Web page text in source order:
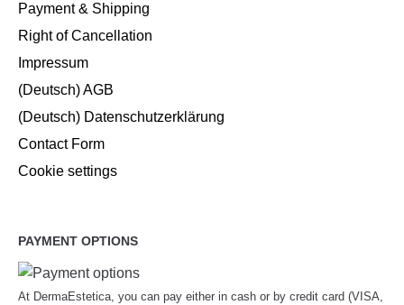
Payment & Shipping
Right of Cancellation
Impressum
(Deutsch) AGB
(Deutsch) Datenschutzerklärung
Contact Form
Cookie settings
PAYMENT OPTIONS
At DermaEstetica, you can pay either in cash or by credit card (VISA,